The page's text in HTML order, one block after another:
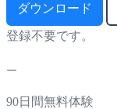
ダウンロード
登録不要です。
90日間無料体験